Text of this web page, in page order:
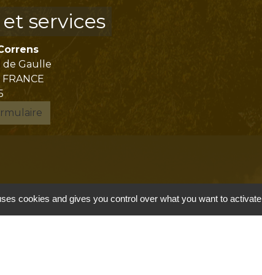
services
de Gaulle
cookies and gives you control over what you want to activate